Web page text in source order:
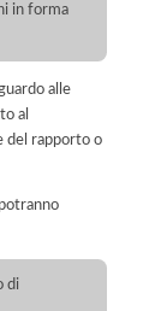
in forma
alle
al
del rapporto o
di